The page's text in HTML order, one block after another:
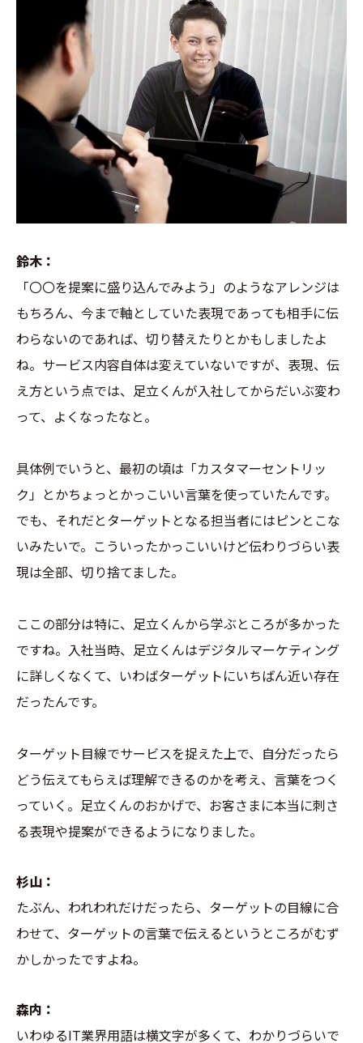
鈴木：
「〇〇を提案に盛り込んでみよう」のようなアレンジは
もちろん、今まで軸としていた表現であっても相手に伝
わらないのであれば、切り替えたりとかもしましたよ
ね。サービス内容自体は変えていないですが、表現、伝
え方という点では、足立くんが入社してからだいぶ変わ
って、よくなったなと。
具体例でいうと、最初の頃は「カスタマーセントリッ
ク」とかちょっとかっこいい言葉を使っていたんです。
でも、それだとターゲットとなる担当者にはピンとこな
いみたいで。こういったかっこいいけど伝わりづらい表
現は全部、切り捨てました。
ここの部分は特に、足立くんから学ぶところが多かった
ですね。入社当時、足立くんはデジタルマーケティング
に詳しくなくて、いわばターゲットにいちばん近い存在
だったんです。
ターゲット目線でサービスを捉えた上で、自分だったら
どう伝えてもらえば理解できるのかを考え、言葉をつく
っていく。足立くんのおかげで、お客さまに本当に刺さ
る表現や提案ができるようになりました。
杉山：
たぶん、われわれだけだったら、ターゲットの目線に合
わせて、ターゲットの言葉で伝えるというところがむず
かしかったですよね。
森内：
いわゆるIT業界用語は横文字が多くて、わかりづらいで